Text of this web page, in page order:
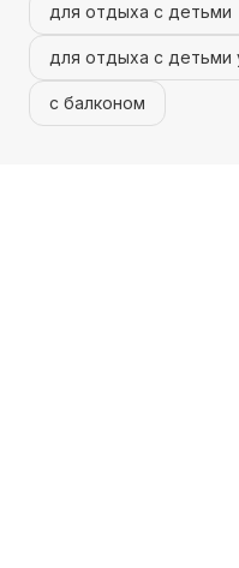
для отдыха с детьми
для отдыха с детьми
с балконом